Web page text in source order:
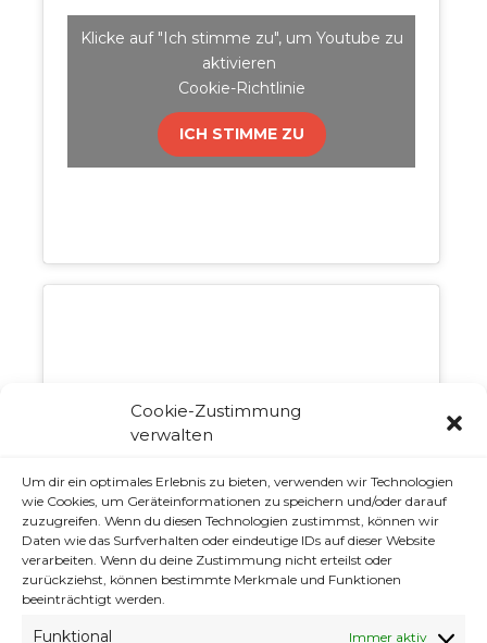
Cookie-Zustimmung
verwalten
Um dir ein optimales Erlebnis zu bieten, verwenden wir Technologien
wie Cookies, um Geräteinformationen zu speichern und/oder darauf
zuzugreifen. Wenn du diesen Technologien zustimmst, können wir
Daten wie das Surfverhalten oder eindeutige IDs auf dieser Website
verarbeiten. Wenn du deine Zustimmung nicht erteilst oder
zurückziehst, können bestimmte Merkmale und Funktionen
beeinträchtigt werden.
Funktional Immer aktiv
Klicke auf "Ich stimme zu", um Youtube zu
aktivieren
Cookie-Richtlinie
ICH STIMME ZU
Klicke auf "Ich stimme zu", um Youtube zu
Cookie-Richtlinie
ICH STIMME ZU